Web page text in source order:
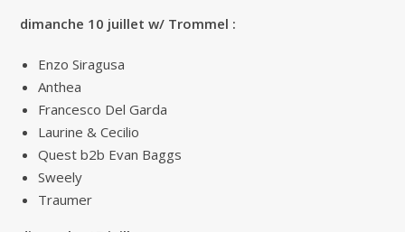
dimanche 10 juillet w/ Trommel :
Enzo Siragusa
Anthea
Francesco Del Garda
Laurine & Cecilio
Quest b2b Evan Baggs
Sweely
Traumer